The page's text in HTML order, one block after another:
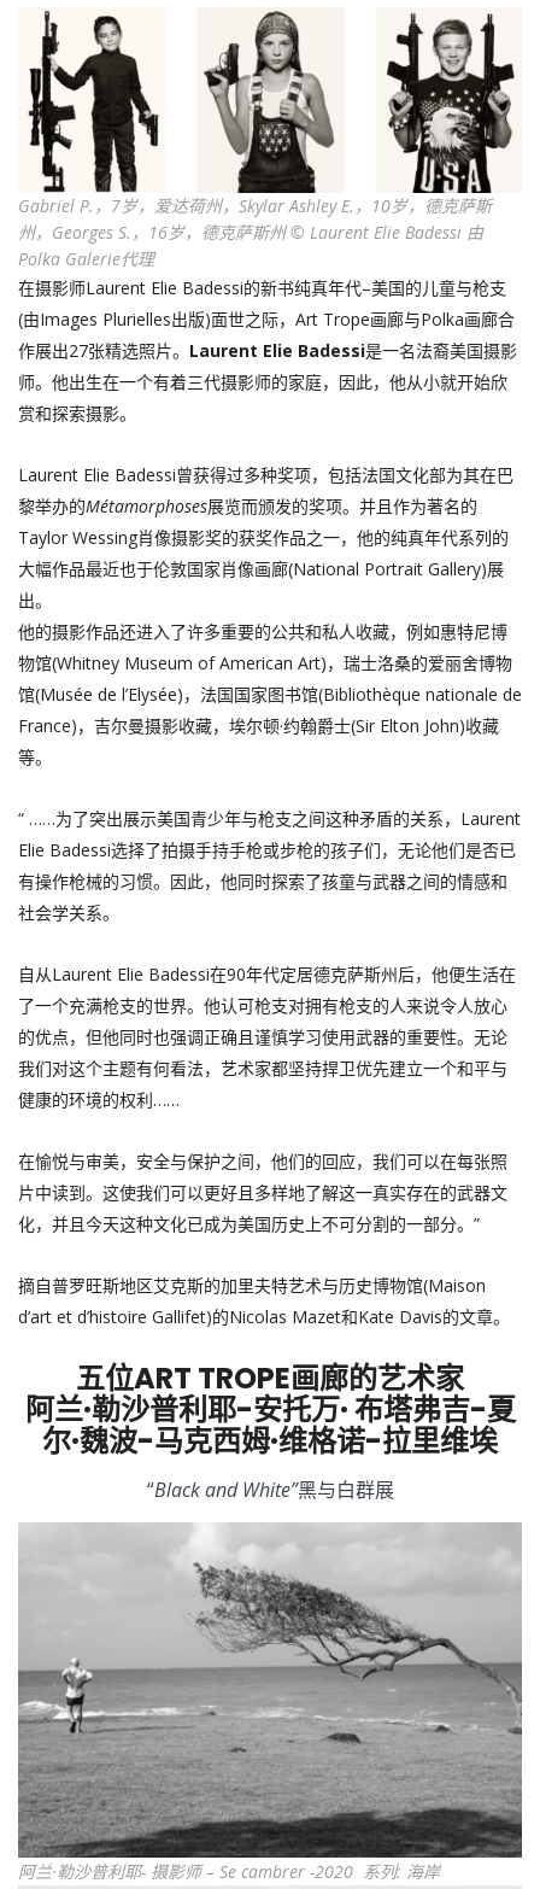
Gabriel P.，7岁，爱达荷州，Skylar Ashley E.，10岁，德克萨斯
州，Georges S.，16岁，德克萨斯州 © Laurent Elie Badessi 由
Polka Galerie代理
在摄影师Laurent Elie Badessi的新书纯真年代–美国的儿童与枪支
(由Images Plurielles出版)面世之际，Art Trope画廊与Polka画廊合
作展出27张精选照片。 Laurent Elie Badessi是一名法裔美国摄影
师。他出生在一个有着三代摄影师的家庭，因此，他从小就开始欣
赏和探索摄影。
Laurent Elie Badessi曾获得过多种奖项，包括法国文化部为其在巴
黎举办的Métamorphoses展览而颁发的奖项。并且作为著名的
Taylor Wessing肖像摄影奖的获奖作品之一，他的纯真年代系列的
大幅作品最近也于伦敦国家肖像画廊(National Portrait Gallery)展
出。
他的摄影作品还进入了许多重要的公共和私人收藏，例如惠特尼博
物馆(Whitney Museum of American Art)，瑞士洛桑的爱丽舍博物
馆(Musée de l’Elysée)，法国国家图书馆(Bibliothèque nationale de
France)，吉尔曼摄影收藏，埃尔顿·约翰爵士(Sir Elton John)收藏
等。
“ ……为了突出展示美国青少年与枪支之间这种矛盾的关系，Laurent
Elie Badessi选择了拍摄手持手枪或步枪的孩子们，无论他们是否已
有操作枪械的习惯。因此，他同时探索了孩童与武器之间的情感和
社会学关系。
自从Laurent Elie Badessi在90年代定居德克萨斯州后，他便生活在
了一个充满枪支的世界。他认可枪支对拥有枪支的人来说令人放心
的优点，但他同时也强调正确且谨慎学习使用武器的重要性。无论
我们对这个主题有何看法，艺术家都坚持捍卫优先建立一个和平与
健康的环境的权利……
在愉悦与审美，安全与保护之间，他们的回应，我们可以在每张照
片中读到。这使我们可以更好且多样地了解这一真实存在的武器文
化，并且今天这种文化已成为美国历史上不可分割的一部分。”
摘自普罗旺斯地区艾克斯的加里夫特艺术与历史博物馆(Maison
d’art et d’histoire Gallifet)的Nicolas Mazet和Kate Davis的文章。
五位ART TROPE画廊的艺术家
阿兰·勒沙普利耶-安托万· 布塔弗吉-夏
尔·魏波-马克西姆·维格诺-拉里维埃
“Black and White”黑与白群展
阿兰·勒沙普利耶- 摄影师 – Se cambrer -2020 系列: 海岸